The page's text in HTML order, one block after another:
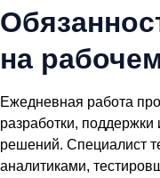
на
Ежедневная работа
разработки,
решений. Специалист
аналитиками,